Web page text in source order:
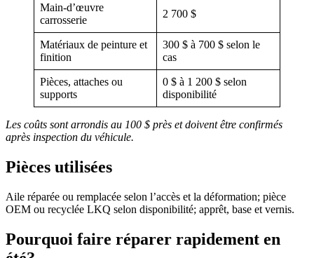
Main-d’œuvre
carrosserie
2 700 $
Matériaux de peinture et
finition
300 $ à 700 $ selon le
cas
Pièces, attaches ou
supports
0 $ à 1 200 $ selon
disponibilité
Les coûts sont arrondis au 100 $ près et doivent être confirmés
après inspection du véhicule.
Pièces utilisées
Aile réparée ou remplacée selon l’accès et la déformation; pièce
OEM ou recyclée LKQ selon disponibilité; apprêt, base et vernis.
Pourquoi faire réparer rapidement en